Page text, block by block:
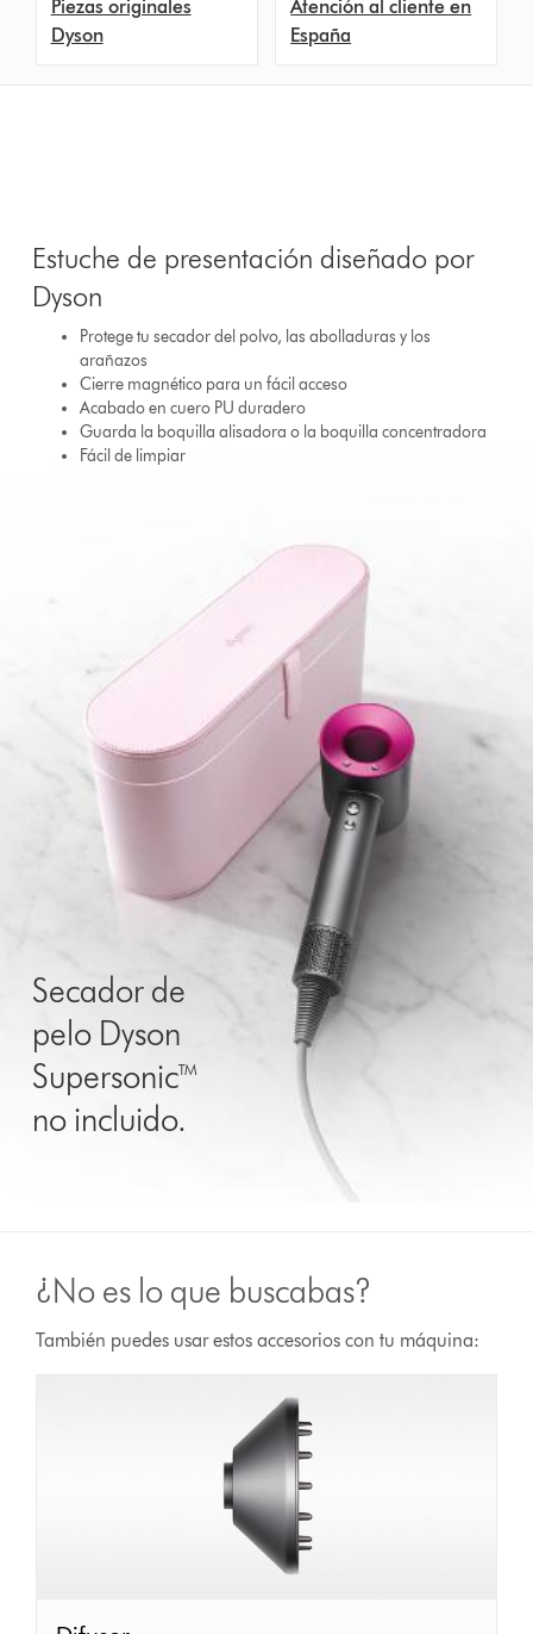
Piezas originales
Dyson
Atención al cliente en
España
Estuche de presentación diseñado por
Dyson
Protege tu secador del polvo, las abolladuras y los
arañazos
Cierre magnético para un fácil acceso
Acabado en cuero PU duradero
Guarda la boquilla alisadora o la boquilla concentradora
Fácil de limpiar
Secador de
pelo Dyson
Supersonic™
no incluido.
¿No es lo que buscabas?
También puedes usar estos accesorios con tu máquina: